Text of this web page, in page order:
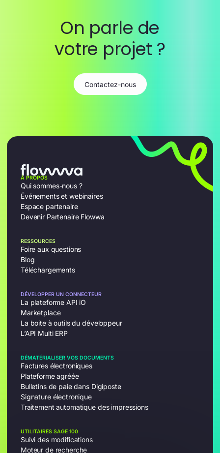
On parle de
votre projet ?
Contactez-nous
À PROPOS
Qui sommes-nous ?
Événements et webinaires
Espace partenaire
Devenir Partenaire Flowwa
RESSOURCES
Foire aux questions
Blog
Téléchargements
DÉVELOPPER UN CONNECTEUR
La plateforme API iO
Marketplace
La boite à outils du développeur
L’API Multi ERP
DÉMATÉRIALISER VOS DOCUMENTS
Factures électroniques
Plateforme agréée
Bulletins de paie dans Digiposte
Signature électronique
Traitement automatique des impressions
UTILITAIRES SAGE 100
Suivi des modifications
Moteur de recherche